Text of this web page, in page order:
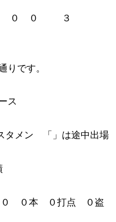
０ ０ ０ ３
りです。
ス
タメン 「」は途中出場
本 ０打点 ０盗